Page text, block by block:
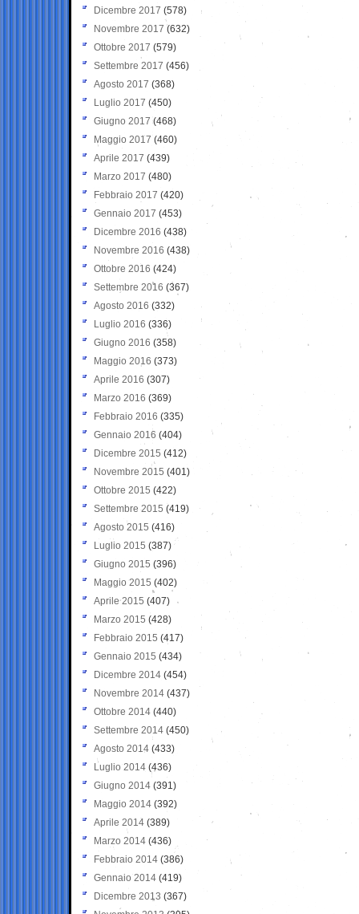
Dicembre 2017 (578)
Novembre 2017 (632)
Ottobre 2017 (579)
Settembre 2017 (456)
Agosto 2017 (368)
Luglio 2017 (450)
Giugno 2017 (468)
Maggio 2017 (460)
Aprile 2017 (439)
Marzo 2017 (480)
Febbraio 2017 (420)
Gennaio 2017 (453)
Dicembre 2016 (438)
Novembre 2016 (438)
Ottobre 2016 (424)
Settembre 2016 (367)
Agosto 2016 (332)
Luglio 2016 (336)
Giugno 2016 (358)
Maggio 2016 (373)
Aprile 2016 (307)
Marzo 2016 (369)
Febbraio 2016 (335)
Gennaio 2016 (404)
Dicembre 2015 (412)
Novembre 2015 (401)
Ottobre 2015 (422)
Settembre 2015 (419)
Agosto 2015 (416)
Luglio 2015 (387)
Giugno 2015 (396)
Maggio 2015 (402)
Aprile 2015 (407)
Marzo 2015 (428)
Febbraio 2015 (417)
Gennaio 2015 (434)
Dicembre 2014 (454)
Novembre 2014 (437)
Ottobre 2014 (440)
Settembre 2014 (450)
Agosto 2014 (433)
Luglio 2014 (436)
Giugno 2014 (391)
Maggio 2014 (392)
Aprile 2014 (389)
Marzo 2014 (436)
Febbraio 2014 (386)
Gennaio 2014 (419)
Dicembre 2013 (367)